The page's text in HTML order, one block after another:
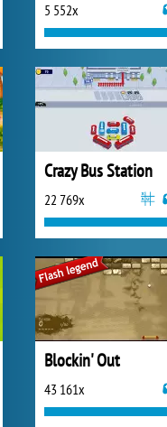
5 552x
Crazy Bus Station
22 769x
Blockin' Out
43 161x